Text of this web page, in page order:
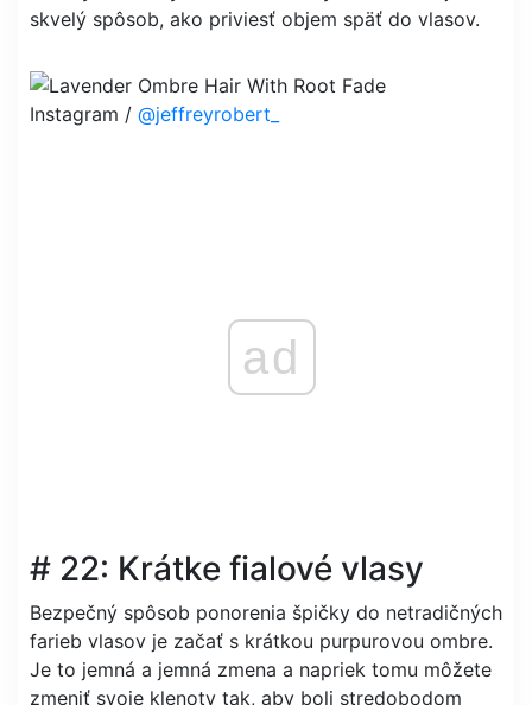
skvelý spôsob, ako priviesť objem späť do vlasov.
Instagram / @jeffreyrobert_
ad
# 22: Krátke fialové vlasy
Bezpečný spôsob ponorenia špičky do netradičných
farieb vlasov je začať s krátkou purpurovou ombre.
Je to jemná a jemná zmena a napriek tomu môžete
zmeniť svoje klenoty tak, aby boli stredobodom